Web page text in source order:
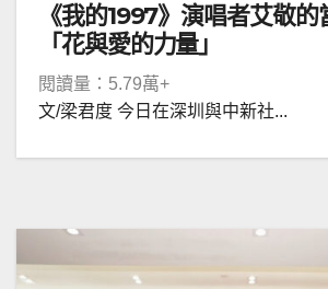
《我的1997》演唱者艾敬的
「花與愛的力量」
閱讀量：5.79萬+
文/梁君度 今日在深圳與中新社...